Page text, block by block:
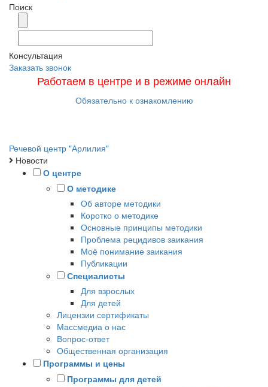
Поиск
Консультация
Заказать звонок
Работаем в центре и в режиме онлайн
Обязательно к ознакомлению
Речевой центр "Арлилия"
Новости
О центре
О методике
Об авторе методики
Коротко о методике
Основные принципы методики
Проблема рецидивов заикания
Моё понимание заикания
Публикации
Специалисты
Для взрослых
Для детей
Лицензии сертификаты
Массмедиа о нас
Вопрос-ответ
Общественная организация
Программы и цены
Программы для детей